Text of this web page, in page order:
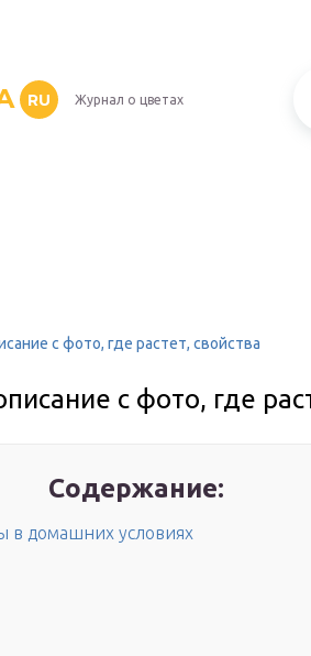
RU Журнал о цветах
с фото, где растет, свойства
с фото, где
Содержание:
в домашних условиях